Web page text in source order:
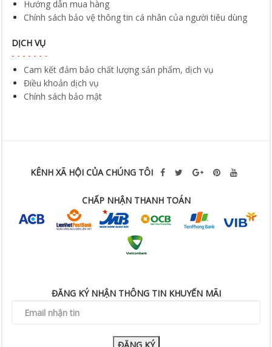
Hướng dẫn mua hàng
Chính sách bảo vệ thông tin cá nhân của người tiêu dùng
DỊCH VỤ
Cam kết đảm bảo chất lượng sản phẩm, dịch vụ
Điều khoản dịch vụ
Chính sách bảo mật
KÊNH XÃ HỘI CỦA CHÚNG TÔI
CHẤP NHẬN THANH TOÁN
ĐĂNG KÝ NHẬN THÔNG TIN KHUYẾN MÃI